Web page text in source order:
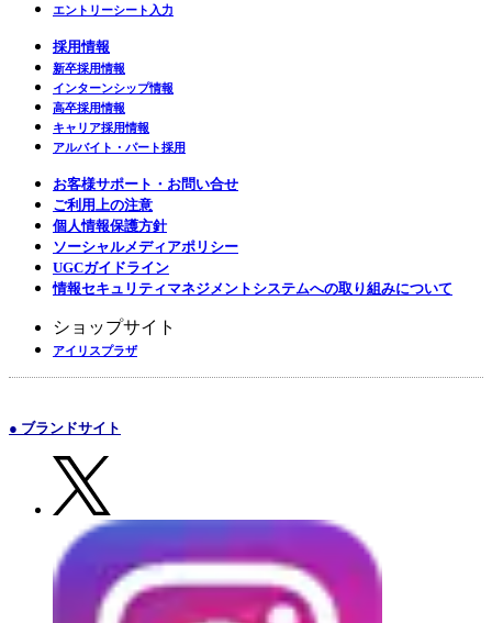
エントリーシート入力
採用情報
新卒採用情報
インターンシップ情報
高卒採用情報
キャリア採用情報
アルバイト・パート採用
お客様サポート・お問い合せ
ご利用上の注意
個人情報保護方針
ソーシャルメディアポリシー
UGCガイドライン
情報セキュリティマネジメントシステムへの取り組みについて
ショップサイト
アイリスプラザ
● ブランドサイト